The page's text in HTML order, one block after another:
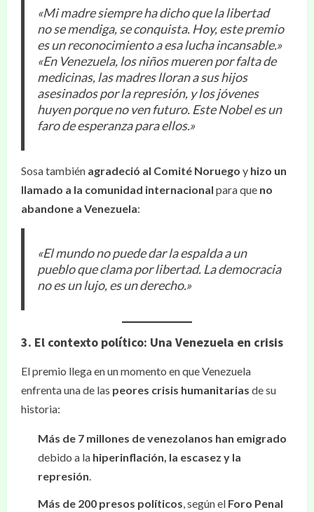
«Mi madre siempre ha dicho que la libertad
no se mendiga, se conquista. Hoy, este premio
es un reconocimiento a esa lucha incansable.»
«En Venezuela, los niños mueren por falta de
medicinas, las madres lloran a sus hijos
asesinados por la represión, y los jóvenes
huyen porque no ven futuro. Este Nobel es un
faro de esperanza para ellos.»
Sosa también agradeció al Comité Noruego y hizo un
llamado a la comunidad internacional para que no
abandone a Venezuela:
«El mundo no puede dar la espalda a un
pueblo que clama por libertad. La democracia
no es un lujo, es un derecho.»
3. El contexto político: Una Venezuela en crisis
El premio llega en un momento en que Venezuela
enfrenta una de las peores crisis humanitarias de su
historia:
Más de 7 millones de venezolanos han emigrado
debido a la hiperinflación, la escasez y la
represión.
Más de 200 presos políticos, según el Foro Penal